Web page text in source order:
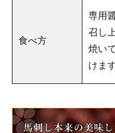
食べ方
専用
召し
焼い
けます